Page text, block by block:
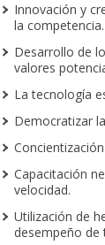
Innovación y
la competencia.
Desarrollo de
valores
La tecnología
Democratizar
Capacitación
velocidad.
Utilización de
desempeño de